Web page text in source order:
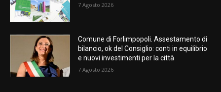
7 Agosto 2026
Comune di Forlimpopoli. Assestamento di
bilancio, ok del Consiglio: conti in equilibrio
e nuovi investimenti per la città
7 Agosto 2026